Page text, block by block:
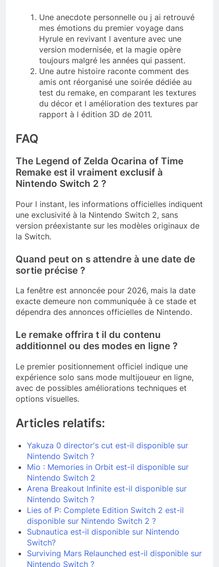
Une anecdote personnelle ou j ai retrouvé
mes émotions du premier voyage dans
Hyrule en revivant l aventure avec une
version modernisée, et la magie opère
toujours malgré les années qui passent.
Une autre histoire raconte comment des
amis ont réorganisé une soirée dédiée au
test du remake, en comparant les textures
du décor et l amélioration des textures par
rapport à l édition 3D de 2011.
FAQ
The Legend of Zelda Ocarina of Time
Remake est il vraiment exclusif à
Nintendo Switch 2 ?
Pour l instant, les informations officielles indiquent
une exclusivité à la Nintendo Switch 2, sans
version préexistante sur les modèles originaux de
la Switch.
Quand peut on s attendre à une date de
sortie précise ?
La fenêtre est annoncée pour 2026, mais la date
exacte demeure non communiquée à ce stade et
dépendra des annonces officielles de Nintendo.
Le remake offrira t il du contenu
additionnel ou des modes en ligne ?
Le premier positionnement officiel indique une
expérience solo sans mode multijoueur en ligne,
avec de possibles améliorations techniques et
options visuelles.
Articles relatifs:
Yakuza 0 director's cut est-il disponible sur
Nintendo Switch ?
Mio : Memories in Orbit est-il disponible sur
Nintendo Switch 2
Arena Breakout Infinite est-il disponible sur
Nintendo Switch ?
Lies of P: Complete Edition Switch 2 est-il
disponible sur Nintendo Switch 2 ?
Subnautica est-il disponible sur Nintendo
Switch?
Surviving Mars Relaunched est-il disponible sur
Nintendo Switch ?